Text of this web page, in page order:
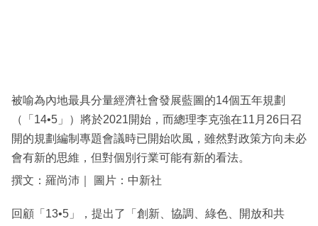
區
被喻為內地最具分量經濟社會發展藍圖的14個五年規劃
（「14•5」）將於2021開始，而總理李克強在11月26日召
開的規劃編制專題會議時已開始吹風，雖然對政策方向未必
會有新的思維，但對個別行業可能有新的看法。
撰文：羅尚沛｜ 圖片：中新社
回顧「13•5」，提出了「創新、協調、綠色、開放和共